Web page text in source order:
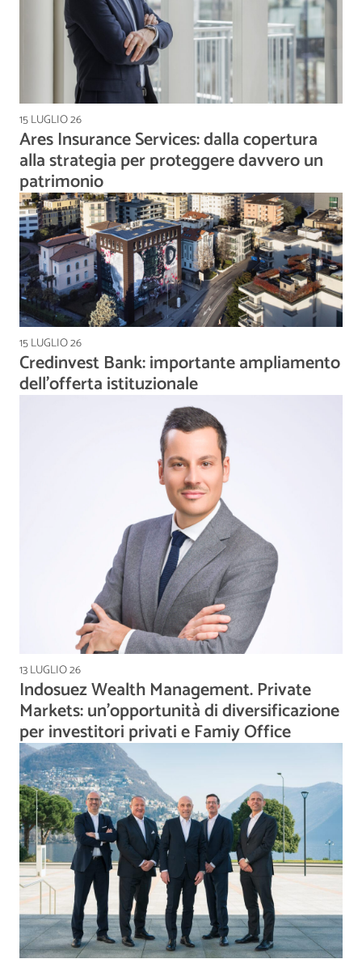
15 LUGLIO 26
Ares Insurance Services: dalla copertura
alla strategia per proteggere davvero un
patrimonio
15 LUGLIO 26
Credinvest Bank: importante ampliamento
dell’offerta istituzionale
13 LUGLIO 26
Indosuez Wealth Management. Private
Markets: un’opportunità di diversificazione
per investitori privati e Famiy Office